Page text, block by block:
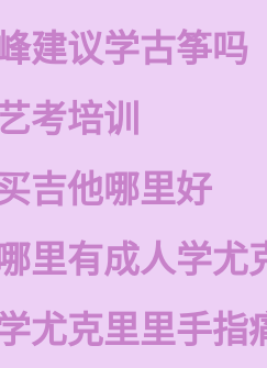
建议学古筝吗
考培训
吉他哪里好
里有成人学尤
尤克里里手指